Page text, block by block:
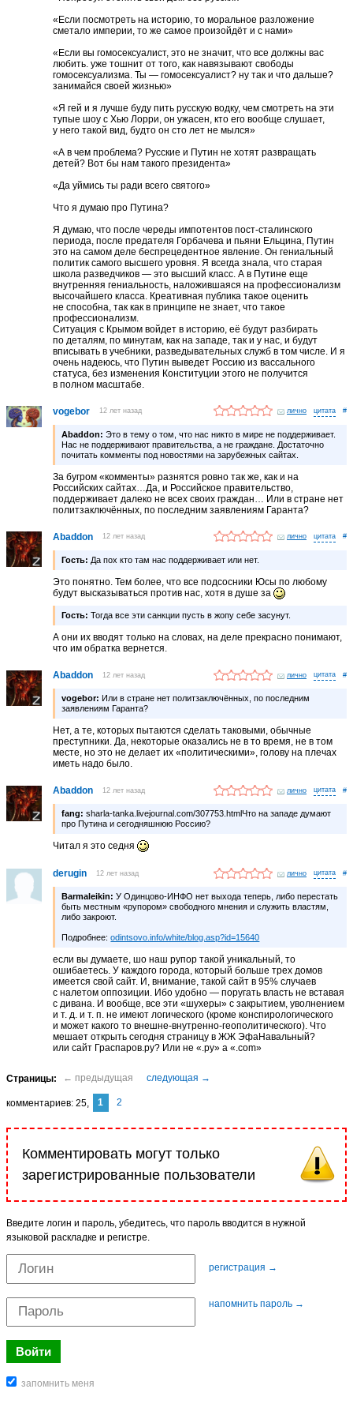
«Если посмотреть на историю, то моральное разложение
сметало империи, то же самое произойдёт и с нами»
«Если вы гомосексуалист, это не значит, что все должны вас
любить. уже тошнит от того, как навязывают свободы
гомосексуализма. Ты — гомосексуалист? ну так и что дальше?
занимайся своей жизнью»
«Я гей и я лучше буду пить русскую водку, чем смотреть на эти
тупые шоу с Хью Лорри, он ужасен, кто его вообще слушает,
у него такой вид, будто он сто лет не мылся»
«А в чем проблема? Русские и Путин не хотят развращать
детей? Вот бы нам такого президента»
«Да уймись ты ради всего святого»
Что я думаю про Путина?
Я думаю, что после череды импотентов пост-сталинского
периода, после предателя Горбачева и пьяни Ельцина, Путин
это на самом деле беспрецедентное явление. Он гениальный
политик самого высшего уровня. Я всегда знала, что старая
школа разведчиков — это высший класс. А в Путине еще
внутренняя гениальность, наложившаяся на профессионализм
высочайшего класса. Креативная публика такое оценить
не способна, так как в принципе не знает, что такое
профессионализм.
Ситуация с Крымом войдет в историю, её будут разбирать
по деталям, по минутам, как на западе, так и у нас, и будут
вписывать в учебники, разведывательных служб в том числе. И я
очень надеюсь, что Путин выведет Россию из вассального
статуса, без изменения Конституции этого не получится
в полном масштабе.
vogebor 12 лет назад лично #
Abaddon: Это в тему о том, что нас никто в мире не поддерживает.
Нас не поддерживают правительства, а не граждане. Достаточно
почитать комменты под новостями на зарубежных сайтах.
За бугром «комменты» разнятся ровно так же, как и на
Российских сайтах…Да, и Российское правительство,
поддерживает далеко не всех своих граждан… Или в стране нет
политзаключённых, по последним заявлениям Гаранта?
Abaddon 12 лет назад лично #
Гость: Да пох кто там нас поддерживает или нет.
Это понятно. Тем более, что все подсосники Юсы по любому
будут высказываться против нас, хотя в душе за
Гость: Тогда все эти санкции пусть в жопу себе засунут.
А они их вводят только на словах, на деле прекрасно понимают,
что им обратка вернется.
Abaddon 12 лет назад лично #
vogebor: Или в стране нет политзаключённых, по последним
заявлениям Гаранта?
Нет, а те, которых пытаются сделать таковыми, обычные
преступники. Да, некоторые оказались не в то время, не в том
месте, но это не делает их «политическими», голову на плечах
иметь надо было.
Abaddon 12 лет назад лично #
fang: sharla-tanka.livejournal.com/307753.htmlЧто на западе думают
про Путина и сегодняшнюю Россию?
Читал я это седня
derugin 12 лет назад лично #
Barmaleikin: У Одинцово-ИНФО нет выхода теперь, либо перестать
быть местным «рупором» свободного мнения и служить властям,
либо закроют.
Подробнее:odintsovo.info/white/blog.asp?id=15640
если вы думаете, шо наш рупор такой уникальный, то
ошибаетесь. У каждого города, который больше трех домов
имеется свой сайт. И, внимание, такой сайт в 95% случаев
с налетом оппозиции. Ибо удобно — поругать власть не вставая
с дивана. И вообще, все эти «шухеры» с закрытием, уволнением
и т. д. и т. п. не имеют логического (кроме конспирологического
и может какого то внешне-внутренно-геополитического). Что
мешает открыть сегодня страницу в ЖЖ ЭфаНавальный?
или сайт Граспаров.ру? Или не «.ру» а «.com»
комментариев 25 1 2
Комментировать могут только
зарегистрированные пользователи
Введите логин и пароль, убедитесь, что пароль вводится в нужной
языковой раскладке и регистре.
регистрация →
напомнить пароль →